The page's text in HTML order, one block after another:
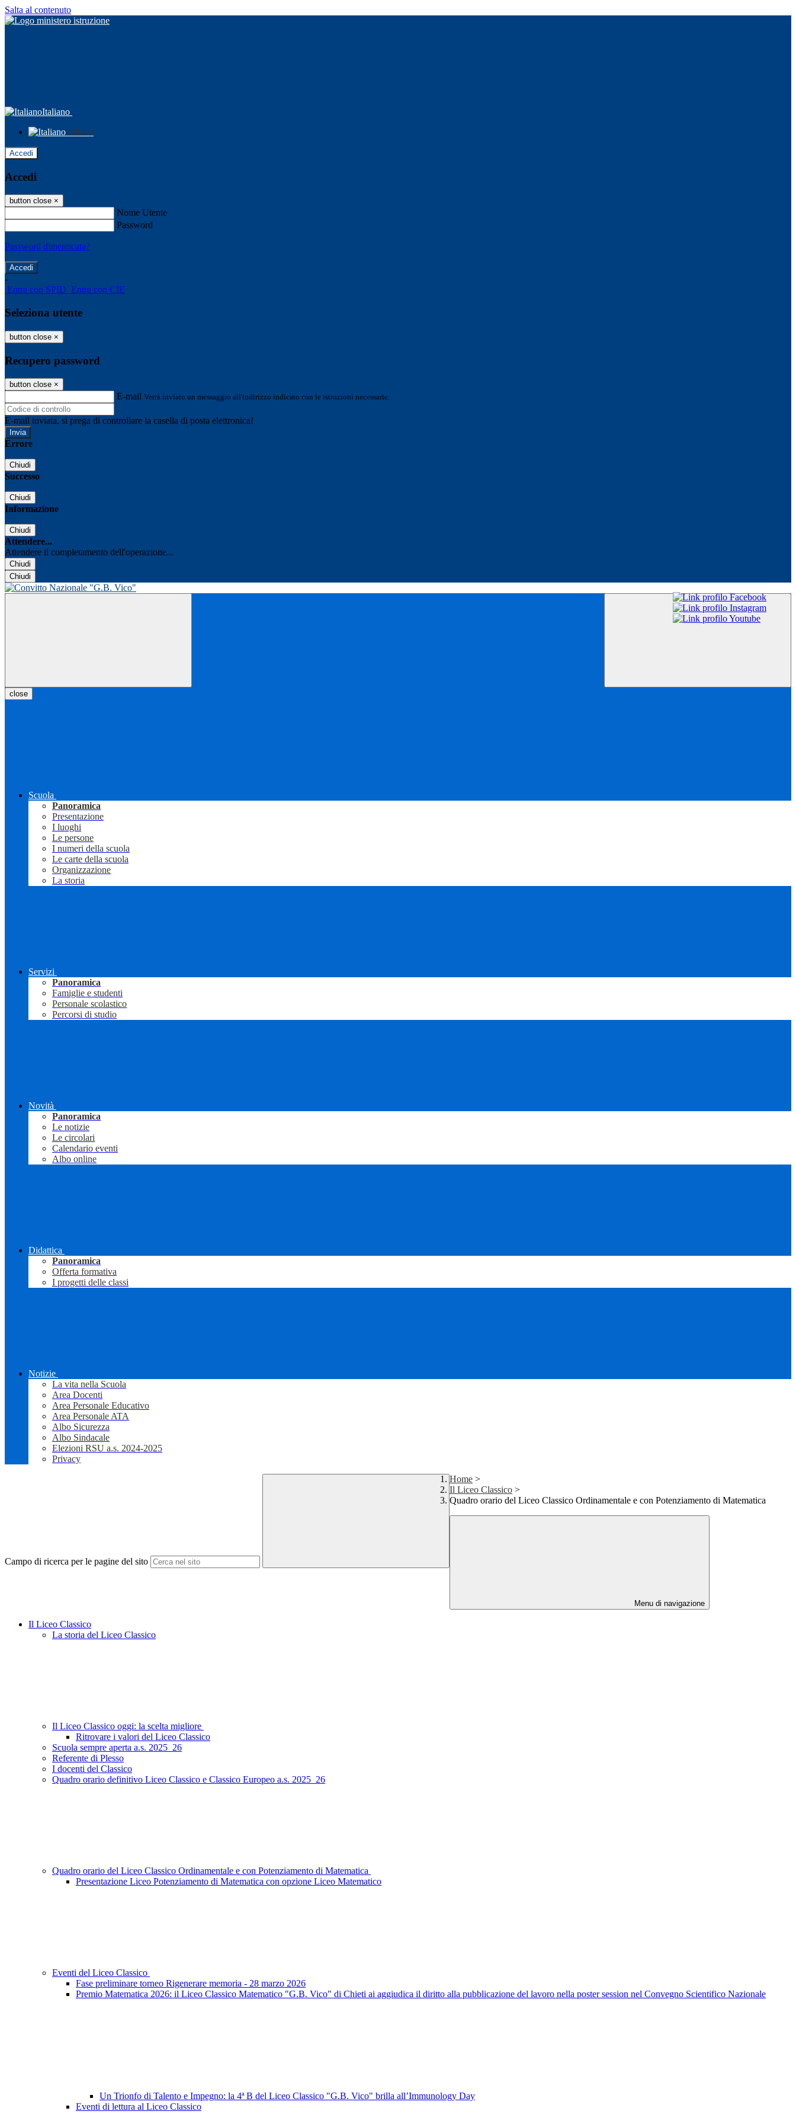
Salta al contenuto
Italiano
Italiano
Accedi
Accedi
button close ×
Nome Utente
Password
Password dimenticata?
-
Entra con SPID Entra con CIE
Seleziona utente
button close ×
Recupero password
button close ×
E-mail Verrà inviato un messaggio all'indirizzo indicato con le istruzioni necessarie.
E-mail inviata, si prega di controllare la casella di posta elettronica!
Errore
Chiudi
Successo
Chiudi
Informazione
Chiudi
Attendere...
Attendere il completamento dell'operazione...
Chiudi
Chiudi
close
Scuola
Panoramica
Presentazione
I luoghi
Le persone
I numeri della scuola
Le carte della scuola
Organizzazione
La storia
Servizi
Panoramica
Famiglie e studenti
Personale scolastico
Percorsi di studio
Novità
Panoramica
Le notizie
Le circolari
Calendario eventi
Albo online
Didattica
Panoramica
Offerta formativa
I progetti delle classi
Notizie
La vita nella Scuola
Area Docenti
Area Personale Educativo
Area Personale ATA
Albo Sicurezza
Albo Sindacale
Elezioni RSU a.s. 2024-2025
Privacy
Campo di ricerca per le pagine del sito
Home >
Il Liceo Classico >
Quadro orario del Liceo Classico Ordinamentale e con Potenziamento di Matematica
Menu di navigazione
Il Liceo Classico
La storia del Liceo Classico
Il Liceo Classico oggi: la scelta migliore
Ritrovare i valori del Liceo Classico
Scuola sempre aperta a.s. 2025_26
Referente di Plesso
I docenti del Classico
Quadro orario definitivo Liceo Classico e Classico Europeo a.s. 2025_26
Quadro orario del Liceo Classico Ordinamentale e con Potenziamento di Matematica
Presentazione Liceo Potenziamento di Matematica con opzione Liceo Matematico
Eventi del Liceo Classico
Fase preliminare torneo Rigenerare memoria - 28 marzo 2026
Premio Matematica 2026: il Liceo Classico Matematico "G.B. Vico" di Chieti ai aggiudica il diritto alla pubblicazione del lavoro nella poster session nel Convegno Scientifico Nazionale
Un Trionfo di Talento e Impegno: la 4ª B del Liceo Classico "G.B. Vico" brilla all’Immunology Day
Eventi di lettura al Liceo Classico